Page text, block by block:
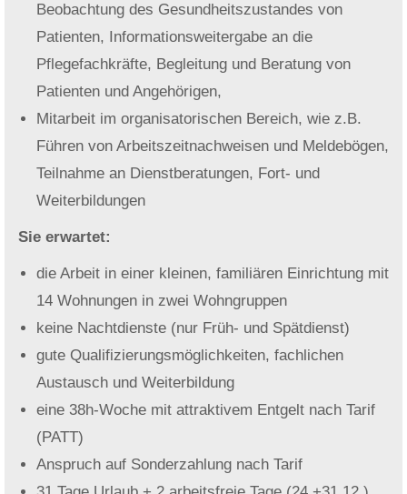
Beobachtung des Gesundheitszustandes von
Patienten, Informationsweitergabe an die
Pflegefachkräfte, Begleitung und Beratung von
Patienten und Angehörigen,
Mitarbeit im organisatorischen Bereich, wie z.B.
Führen von Arbeitszeitnachweisen und Meldebögen,
Teilnahme an Dienstberatungen, Fort- und
Weiterbildungen
Sie erwartet:
die Arbeit in einer kleinen, familiären Einrichtung mit
14 Wohnungen in zwei Wohngruppen
keine Nachtdienste (nur Früh- und Spätdienst)
gute Qualifizierungsmöglichkeiten, fachlichen
Austausch und Weiterbildung
eine 38h-Woche mit attraktivem Entgelt nach Tarif
(PATT)
Anspruch auf Sonderzahlung nach Tarif